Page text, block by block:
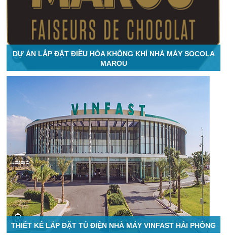
DỰ ÁN LẮP ĐẶT ĐIỀU HÒA KHÔNG KHÍ NHÀ MÁY SOCOLA
MAROU
THIẾT KẾ LẮP ĐẶT TỦ ĐIỆN NHÀ MÁY VINFAST HẢI PHÒNG